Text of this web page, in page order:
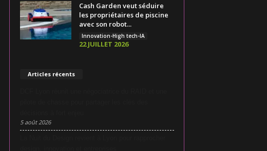
Cash Garden veut séduire
les propriétaires de piscine
avec son robot...
Innovation-High tech-IA
22 JUILLET 2026
Articles récents
5 août 2026